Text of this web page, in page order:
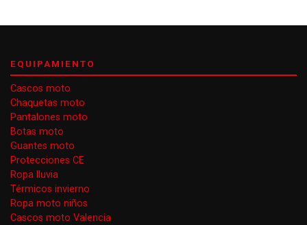
EQUIPAMIENTO
Cascos moto
Chaquetas moto
Pantalones moto
Botas moto
Guantes moto
Protecciones CE
Ropa lluvia
Térmicos invierno
Ropa moto niños
Cascos moto Valencia